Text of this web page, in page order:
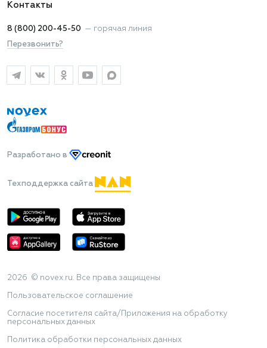
Контакты
8 (800) 200-45-50 — горячая линия
Перезвонить?
Разработано в
Техподдержка сайта
2026 © novex.ru. Все права защищены
Пользовательское соглашение
Согласие посетителя сайта/Приложения на обработку
персональных данных
Политика обработки персональных данных